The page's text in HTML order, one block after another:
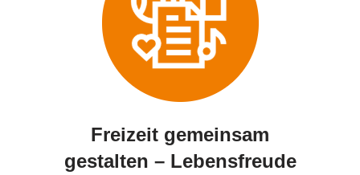
Freizeit gemeinsam
gestalten – Lebensfreude